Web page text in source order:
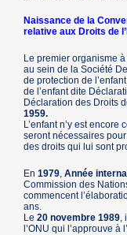
Naissance de la
relative aux Droits de
Le premier organisme
au sein de la Société
de protection de
de l’enfant dite
Déclaration des Droits
1959.
L’enfant n’y est
seront nécessaires
des droits qui lui sont
En1979,Année
Commission des
commencent
ans.
Le20 novembre 1989,
l’ONU qui l’approuve